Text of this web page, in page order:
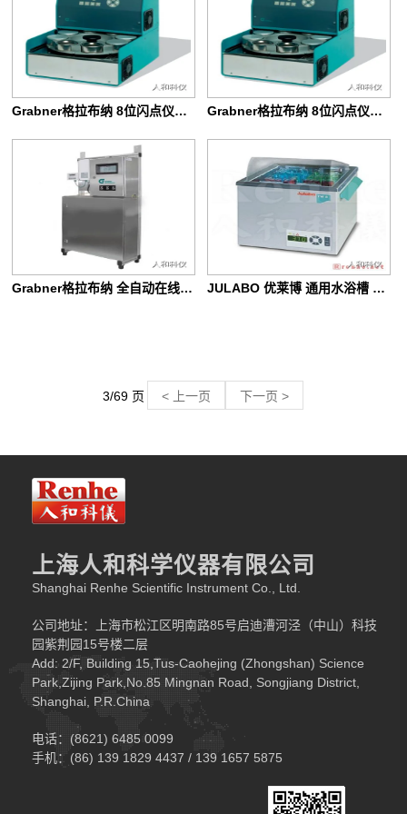
Grabner格拉布纳 8位闪点仪自动进样器 MiniFlash FLAH Grabner格拉布纳 8位闪点仪自动进样器 MiniFlash FLA
Grabner格拉布纳 全自动在线蒸气压测试仪 MiniVAP ON-LINE JULABO 优莱博 通用水浴槽 TW8
3/69 页 < 上一页 下一页 >
上海人和科学仪器有限公司
Shanghai Renhe Scientific Instrument Co., Ltd.
公司地址：上海市松江区明南路85号启迪漕河泾（中山）科技
园紫荆园15号楼二层
Add: 2/F, Building 15,Tus-Caohejing (Zhongshan) Science
Park,Zijing Park,No.85 Mingnan Road, Songjiang District,
Shanghai, P.R.China
电话：(8621) 6485 0099
手机：(86) 139 1829 4437 / 139 1657 5875